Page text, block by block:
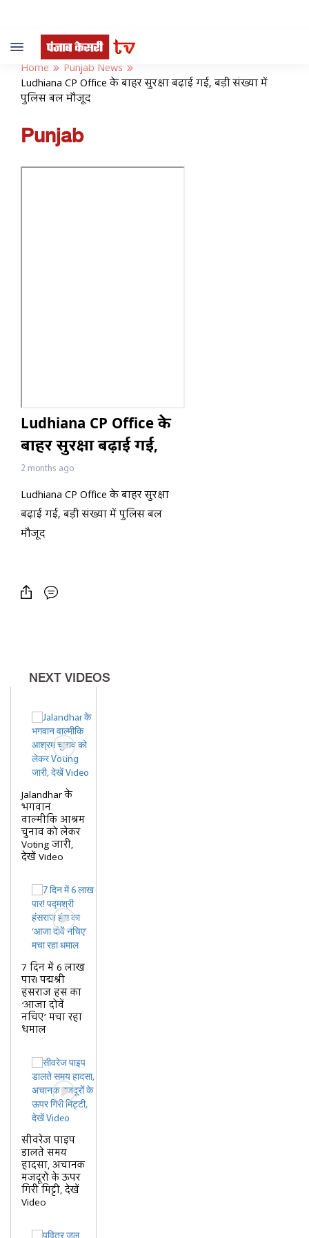
Toggle
navigation
Home
Punjab News
Ludhiana CP Office के बाहर सुरक्षा बढ़ाई गई, बड़ी संख्या में
पुलिस बल मौजूद
Punjab
Ludhiana CP Office के
बाहर सुरक्षा बढ़ाई गई,
बड़ी संख्या में पुलिस बल
मौजूद
2 months ago
Ludhiana CP Office के बाहर सुरक्षा
बढ़ाई गई, बड़ी संख्या में पुलिस बल
मौजूद
NEXT VIDEOS
Jalandhar के
भगवान
वाल्मीकि आश्रम
चुनाव को लेकर
Voting जारी,
देखें Video
7 दिन में 6 लाख
पार! पद्मश्री
हंसराज हंस का
‘आजा दोवें
नचिए’ मचा रहा
धमाल
सीवरेज पाइप
डालते समय
हादसा, अचानक
मजदूरों के ऊपर
गिरी मिट्टी, देखें
Video